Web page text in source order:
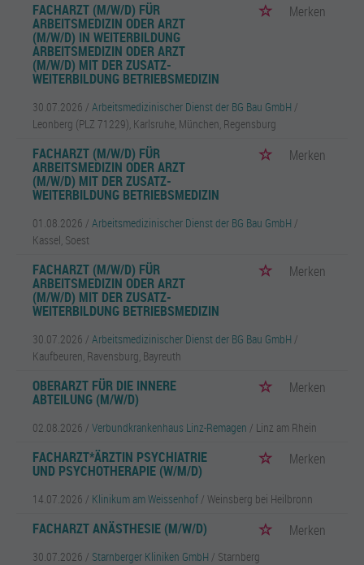
FACHARZT (M/W/D) FÜR
ARBEITSMEDIZIN ODER ARZT
(M/W/D) IN WEITERBILDUNG
ARBEITSMEDIZIN ODER ARZT
(M/W/D) MIT DER ZUSATZ-
WEITERBILDUNG BETRIEBSMEDIZIN
Merken
30.07.2026 / Arbeitsmedizinischer Dienst der BG Bau GmbH /
Leonberg (PLZ 71229), Karlsruhe, München, Regensburg
FACHARZT (M/W/D) FÜR
ARBEITSMEDIZIN ODER ARZT
(M/W/D) MIT DER ZUSATZ-
WEITERBILDUNG BETRIEBSMEDIZIN
Merken
01.08.2026 / Arbeitsmedizinischer Dienst der BG Bau GmbH /
Kassel, Soest
FACHARZT (M/W/D) FÜR
ARBEITSMEDIZIN ODER ARZT
(M/W/D) MIT DER ZUSATZ-
WEITERBILDUNG BETRIEBSMEDIZIN
Merken
30.07.2026 / Arbeitsmedizinischer Dienst der BG Bau GmbH /
Kaufbeuren, Ravensburg, Bayreuth
OBERARZT FÜR DIE INNERE
ABTEILUNG (M/W/D)
Merken
02.08.2026 / Verbundkrankenhaus Linz-Remagen / Linz am Rhein
FACHARZT*ÄRZTIN PSYCHIATRIE
UND PSYCHOTHERAPIE (W/M/D)
Merken
14.07.2026 / Klinikum am Weissenhof / Weinsberg bei Heilbronn
FACHARZT ANÄSTHESIE (M/W/D) Merken
30.07.2026 / Starnberger Kliniken GmbH / Starnberg